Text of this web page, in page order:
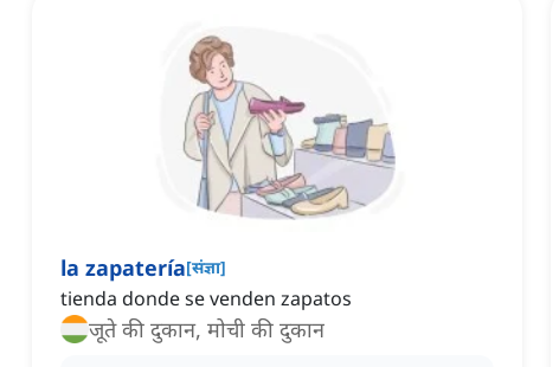
la zapatería[संज्ञा]
tienda donde se venden zapatos
जूते की दुकान, मोची की दुकान